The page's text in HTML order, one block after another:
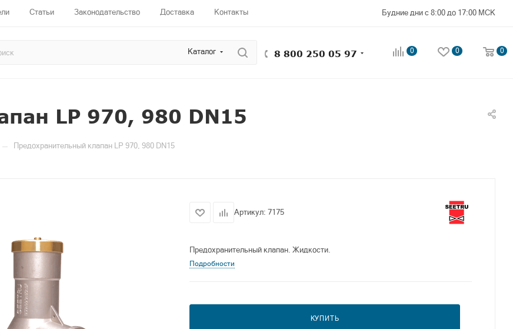
Статьи Законодательство Доставка Контакты Будние дни с 8:00 до 17:00 МСК
Каталог 8 800 250 05 97 0 0 0
LP 970, 980 DN15
— Предохранительный клапан LP 970, 980 DN15
Артикул: 7175
Предохранительный клапан. Жидкости.
Подробности
КУПИТЬ